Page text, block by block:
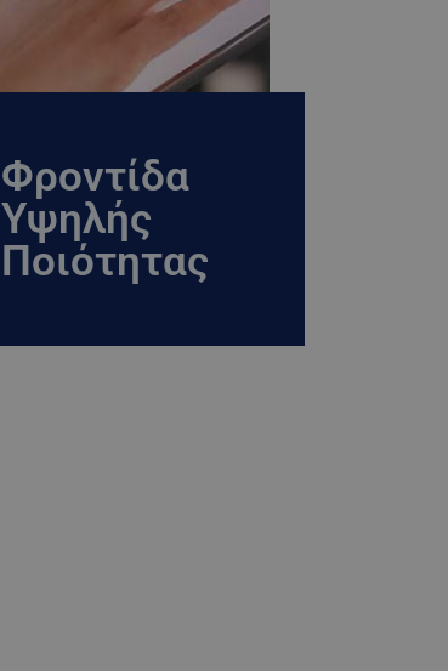
Φροντίδα
Υψηλής
Ποιότητας